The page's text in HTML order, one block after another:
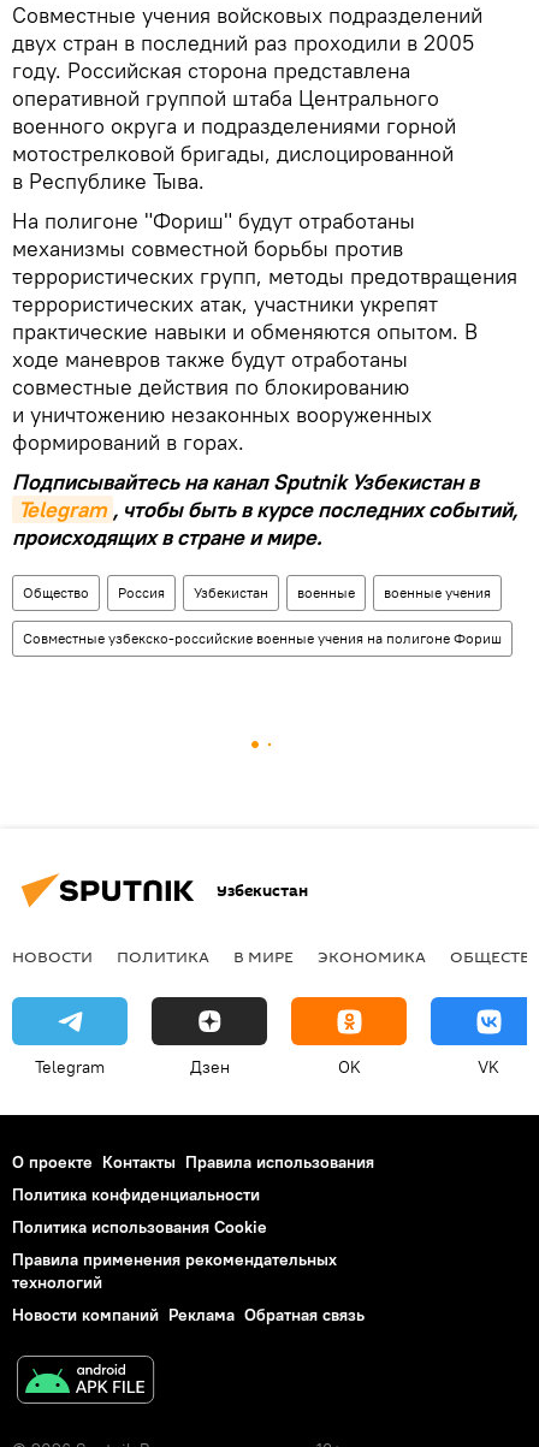
Совместные учения войсковых подразделений
двух стран в последний раз проходили в 2005
году. Российская сторона представлена
оперативной группой штаба Центрального
военного округа и подразделениями горной
мотострелковой бригады, дислоцированной
в Республике Тыва.
На полигоне "Фориш" будут отработаны
механизмы совместной борьбы против
террористических групп, методы предотвращения
террористических атак, участники укрепят
практические навыки и обменяются опытом. В
ходе маневров также будут отработаны
совместные действия по блокированию
и уничтожению незаконных вооруженных
формирований в горах.
Подписывайтесь на канал Sputnik Узбекистан в
Telegram , чтобы быть в курсе последних событий,
происходящих в стране и мире.
Общество Россия Узбекистан военные военные учения
Совместные узбекско-российские военные учения на полигоне Фориш
Узбекистан
НОВОСТИ ПОЛИТИКА В МИРЕ ЭКОНОМИКА
Telegram Дзен OK VK
О проекте Контакты Правила использования
Политика конфиденциальности
Политика использования Cookie
Правила применения рекомендательных
технологий
Новости компаний Реклама Обратная связь